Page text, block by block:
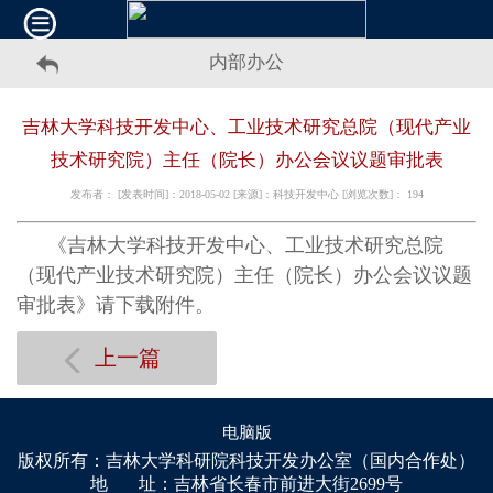
内部办公
吉林大学科技开发中心、工业技术研究总院（现代产业
技术研究院）主任（院长）办公会议议题审批表
发布者： [发表时间]：2018-05-02 [来源]：科技开发中心 [浏览次数]： 194
《吉林大学科技开发中心、工业技术研究总院
（现代产业技术研究院）主任（院长）办公会议议题
审批表》请下载附件。
上一篇
电脑版
版权所有：吉林大学科研院科技开发办公室（国内合作处）
地 址：吉林省长春市前进大街2699号